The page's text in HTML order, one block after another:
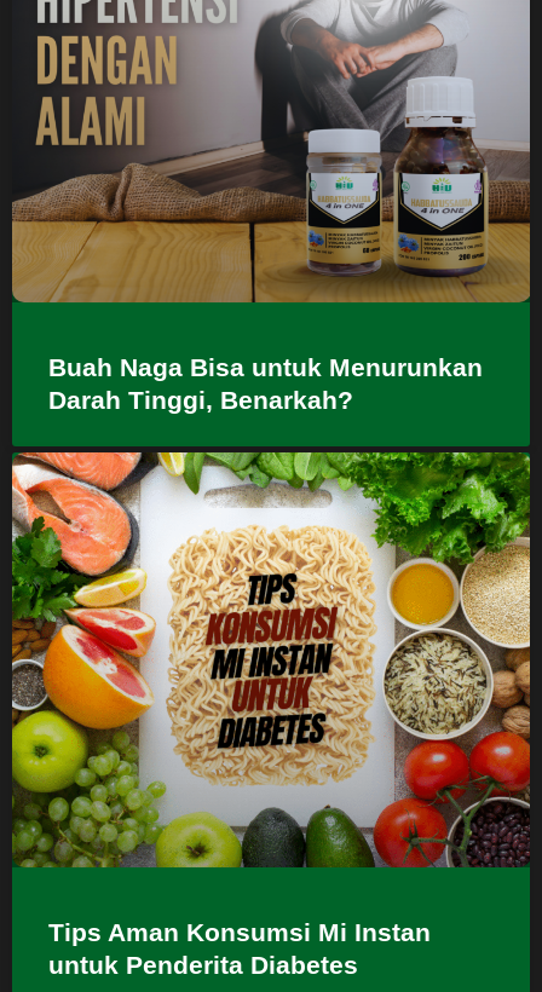
Buah Naga Bisa untuk Menurunkan
Darah Tinggi, Benarkah?
Tips Aman Konsumsi Mi Instan
untuk Penderita Diabetes